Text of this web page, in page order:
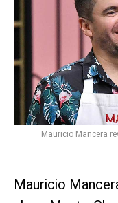
Mauricio Mancera
Mauricio